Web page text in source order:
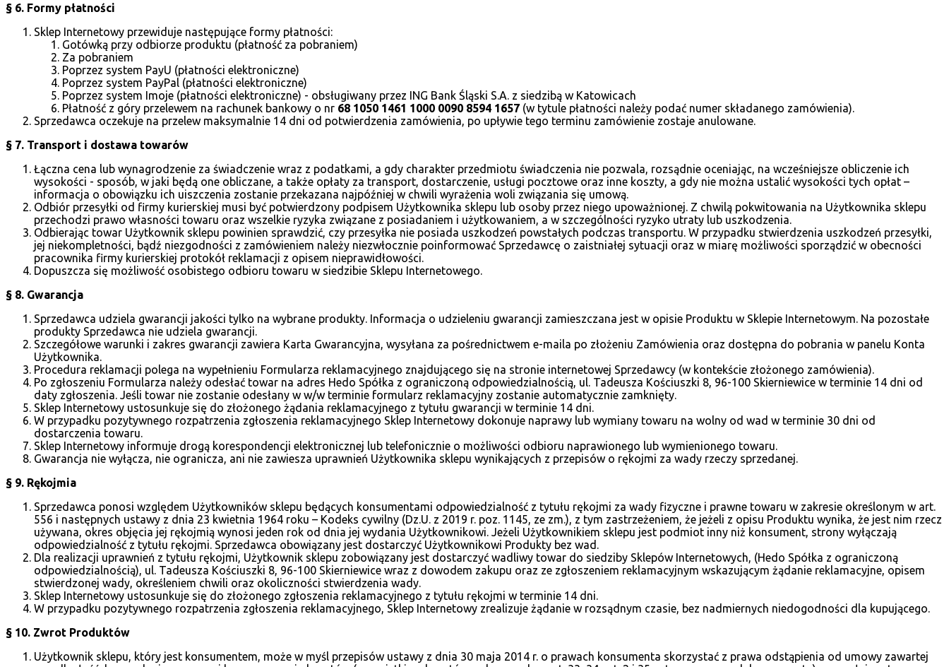
§ 6. Formy płatności
Sklep Internetowy przewiduje następujące formy płatności:
Gotówką przy odbiorze produktu (płatność za pobraniem)
Za pobraniem
Poprzez system PayU (płatności elektroniczne)
Poprzez system PayPal (płatności elektroniczne)
Poprzez system Imoje (płatności elektroniczne) - obsługiwany przez ING Bank Śląski S.A. z siedzibą w Katowicach
Płatność z góry przelewem na rachunek bankowy o nr 68 1050 1461 1000 0090 8594 1657 (w tytule płatności należy podać numer składanego zamówienia).
Sprzedawca oczekuje na przelew maksymalnie 14 dni od potwierdzenia zamówienia, po upływie tego terminu zamówienie zostaje anulowane.
§ 7. Transport i dostawa towarów
Łączna cena lub wynagrodzenie za świadczenie wraz z podatkami, a gdy charakter przedmiotu świadczenia nie pozwala, rozsądnie oceniając, na wcześniejsze obliczenie ich
wysokości - sposób, w jaki będą one obliczane, a także opłaty za transport, dostarczenie, usługi pocztowe oraz inne koszty, a gdy nie można ustalić wysokości tych opłat –
informacja o obowiązku ich uiszczenia zostanie przekazana najpóźniej w chwili wyrażenia woli związania się umową.
Odbiór przesyłki od firmy kurierskiej musi być potwierdzony podpisem Użytkownika sklepu lub osoby przez niego upoważnionej. Z chwilą pokwitowania na Użytkownika sklepu
przechodzi prawo własności towaru oraz wszelkie ryzyka związane z posiadaniem i użytkowaniem, a w szczególności ryzyko utraty lub uszkodzenia.
Odbierając towar Użytkownik sklepu powinien sprawdzić, czy przesyłka nie posiada uszkodzeń powstałych podczas transportu. W przypadku stwierdzenia uszkodzeń przesyłki,
jej niekompletności, bądź niezgodności z zamówieniem należy niezwłocznie poinformować Sprzedawcę o zaistniałej sytuacji oraz w miarę możliwości sporządzić w obecności
pracownika firmy kurierskiej protokół reklamacji z opisem nieprawidłowości.
Dopuszcza się możliwość osobistego odbioru towaru w siedzibie Sklepu Internetowego.
§ 8. Gwarancja
Sprzedawca udziela gwarancji jakości tylko na wybrane produkty. Informacja o udzieleniu gwarancji zamieszczana jest w opisie Produktu w Sklepie Internetowym. Na pozostałe
produkty Sprzedawca nie udziela gwarancji.
Szczegółowe warunki i zakres gwarancji zawiera Karta Gwarancyjna, wysyłana za pośrednictwem e-maila po złożeniu Zamówienia oraz dostępna do pobrania w panelu Konta
Użytkownika.
Procedura reklamacji polega na wypełnieniu Formularza reklamacyjnego znajdującego się na stronie internetowej Sprzedawcy (w kontekście złożonego zamówienia).
Po zgłoszeniu Formularza należy odesłać towar na adres Hedo Spółka z ograniczoną odpowiedzialnością, ul. Tadeusza Kościuszki 8, 96-100 Skierniewice w terminie 14 dni od
daty zgłoszenia. Jeśli towar nie zostanie odesłany w w/w terminie formularz reklamacyjny zostanie automatycznie zamknięty.
Sklep Internetowy ustosunkuje się do złożonego żądania reklamacyjnego z tytułu gwarancji w terminie 14 dni.
W przypadku pozytywnego rozpatrzenia zgłoszenia reklamacyjnego Sklep Internetowy dokonuje naprawy lub wymiany towaru na wolny od wad w terminie 30 dni od
dostarczenia towaru.
Sklep Internetowy informuje drogą korespondencji elektronicznej lub telefonicznie o możliwości odbioru naprawionego lub wymienionego towaru.
Gwarancja nie wyłącza, nie ogranicza, ani nie zawiesza uprawnień Użytkownika sklepu wynikających z przepisów o rękojmi za wady rzeczy sprzedanej.
§ 9. Rękojmia
Sprzedawca ponosi względem Użytkowników sklepu będących konsumentami odpowiedzialność z tytułu rękojmi za wady fizyczne i prawne towaru w zakresie określonym w art.
556 i następnych ustawy z dnia 23 kwietnia 1964 roku – Kodeks cywilny (Dz.U. z 2019 r. poz. 1145, ze zm.), z tym zastrzeżeniem, że jeżeli z opisu Produktu wynika, że jest nim rzecz
używana, okres objęcia jej rękojmią wynosi jeden rok od dnia jej wydania Użytkownikowi. Jeżeli Użytkownikiem sklepu jest podmiot inny niż konsument, strony wyłączają
odpowiedzialność z tytułu rękojmi. Sprzedawca obowiązany jest dostarczyć Użytkownikowi Produkty bez wad.
Dla realizacji uprawnień z tytułu rękojmi, Użytkownik sklepu zobowiązany jest dostarczyć wadliwy towar do siedziby Sklepów Internetowych, (Hedo Spółka z ograniczoną
odpowiedzialnością), ul. Tadeusza Kościuszki 8, 96-100 Skierniewice wraz z dowodem zakupu oraz ze zgłoszeniem reklamacyjnym wskazującym żądanie reklamacyjne, opisem
stwierdzonej wady, określeniem chwili oraz okoliczności stwierdzenia wady.
Sklep Internetowy ustosunkuje się do złożonego zgłoszenia reklamacyjnego z tytułu rękojmi w terminie 14 dni.
W przypadku pozytywnego rozpatrzenia zgłoszenia reklamacyjnego, Sklep Internetowy zrealizuje żądanie w rozsądnym czasie, bez nadmiernych niedogodności dla kupującego.
§ 10. Zwrot Produktów
Użytkownik sklepu, który jest konsumentem, może w myśl przepisów ustawy z dnia 30 maja 2014 r. o prawach konsumenta skorzystać z prawa odstąpienia od umowy zawartej